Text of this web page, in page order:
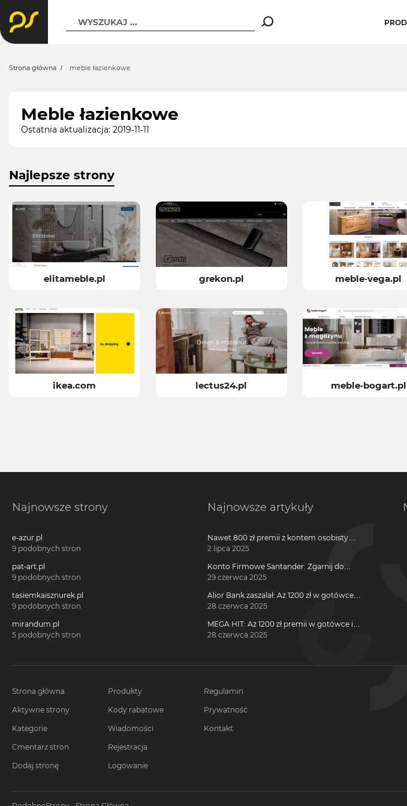
WYSZUKAJ ...
Strona główna meble łazienkowe
Meble łazienkowe
Ostatnia aktualizacja: 2019-11-11
Najlepsze strony
elitameble.pl grekon.pl meble-vega.pl
ikea.com lectus24.pl meble-bogart.pl
Najnowsze strony
e-azur.pl
9 podobnych stron
pat-art.pl
9 podobnych stron
tasiemkaisznurek.pl
9 podobnych stron
mirandum.pl
5 podobnych stron
Najnowsze artykuły
Nawet 800 zł premii z kontem osobistym
Millennium 360°!
2 lipca 2025
Konto Firmowe Santander: Zgarnij do
2700 zł w promocji
29 czerwca 2025
Alior Bank zaszalał: Aż 1200 zł w gotówce i
voucherach za otwarcie darmowego
28 czerwca 2025
MEGA HIT: Aż 1200 zł premii w gotówce i
voucherach za darmową kartę kredytową
28 czerwca 2025
Strona główna
Aktywne strony
Kategorie
Cmentarz stron
Dodaj stronę
Produkty
Kody rabatowe
Wiadomości
Rejestracja
Logowanie
Regulamin
Prywatność
Kontakt